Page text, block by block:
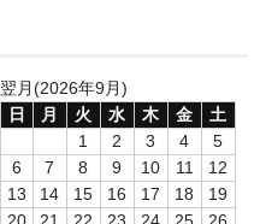
翌月(2026年9月)
日
月 火 水 木 金
土
1
2 3 4
5
6
7 8 9 10 11
12
13
14 15 16 17 18
19